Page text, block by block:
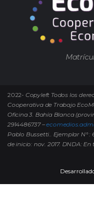
2022- Copyleft Todos los
Cooperativa de Trabajo
Oficina 3. Bahía Blanca
2914486737 –
Pablo Bussetti.. Ejemplar N° :
de inicio: nov. 2017. DNDA: